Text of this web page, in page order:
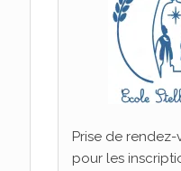
Prise de
pour les